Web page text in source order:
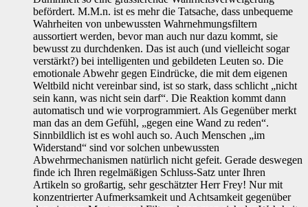
befördert. M.M.n. ist es mehr die Tatsache, dass unbequeme
Wahrheiten von unbewussten Wahrnehmungsfiltern
aussortiert werden, bevor man auch nur dazu kommt, sie
bewusst zu durchdenken. Das ist auch (und vielleicht sogar
verstärkt?) bei intelligenten und gebildeten Leuten so. Die
emotionale Abwehr gegen Eindrücke, die mit dem eigenen
Weltbild nicht vereinbar sind, ist so stark, dass schlicht „nicht
sein kann, was nicht sein darf“. Die Reaktion kommt dann
automatisch und wie vorprogrammiert. Als Gegenüber merkt
man das an dem Gefühl, „gegen eine Wand zu reden“.
Sinnbildlich ist es wohl auch so. Auch Menschen „im
Widerstand“ sind vor solchen unbewussten
Abwehrmechanismen natürlich nicht gefeit. Gerade deswegen
finde ich Ihren regelmäßigen Schluss-Satz unter Ihren
Artikeln so großartig, sehr geschätzter Herr Frey! Nur mit
konzentrierter Aufmerksamkeit und Achtsamkeit gegenüber